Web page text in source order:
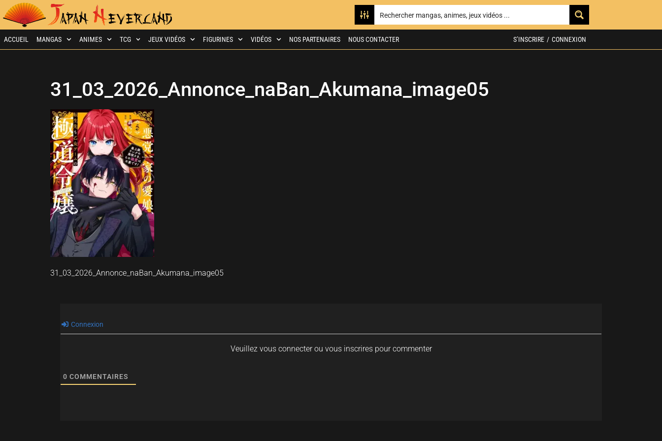
ACCUEIL MANGAS ANIMES TCG JEUX VIDÉOS FIGURINES VIDÉOS NOS PARTENAIRES NOUS CONTACTER S’INSCRIRE / CONNEXION
31_03_2026_Annonce_naBan_Akumana_image05
31_03_2026_Annonce_naBan_Akumana_image05
Connexion
Veuillez vous connecter ou vous inscrires pour commenter
0 COMMENTAIRES